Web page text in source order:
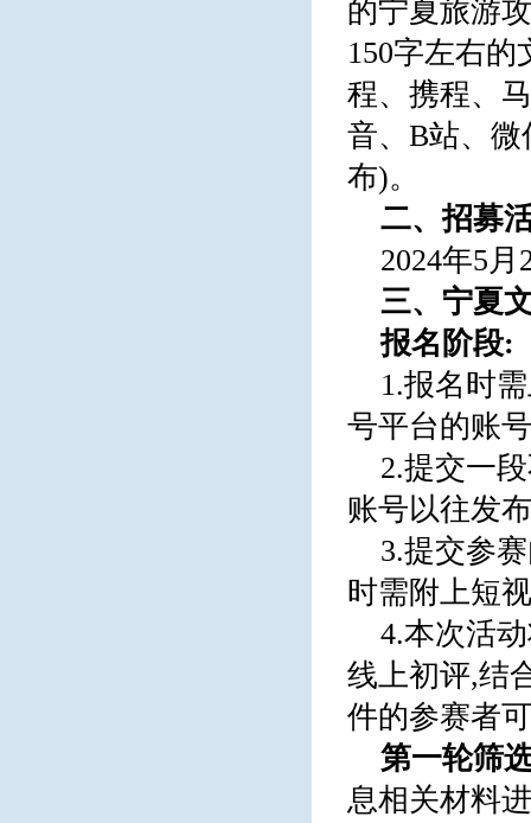
的宁夏旅游
150字左右
程、携程、
音、B站、
布)。
二、招募
2024年5月
三、宁夏
报名阶段:
1.报名时
号平台的账
2.提交一
账号以往发
3.提交参
时需附上短
4.本次活
线上初评,结
件的参赛者
第一轮筛
息相关材料